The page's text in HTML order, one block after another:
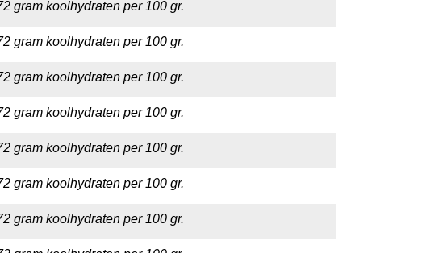
gram koolhydraten per 100 gr.
gram koolhydraten per 100 gr.
gram koolhydraten per 100 gr.
gram koolhydraten per 100 gr.
gram koolhydraten per 100 gr.
gram koolhydraten per 100 gr.
gram koolhydraten per 100 gr.